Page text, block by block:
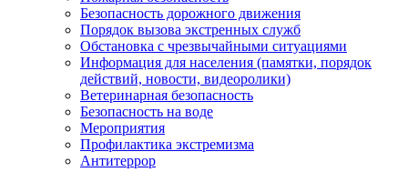
Безопасность дорожного движения
Порядок вызова экстренных служб
Обстановка с чрезвычайными ситуациями
Информация для населения (памятки, порядок
действий, новости, видеоролики)
Ветеринарная безопасность
Безопасность на воде
Мероприятия
Профилактика экстремизма
Антитеррор